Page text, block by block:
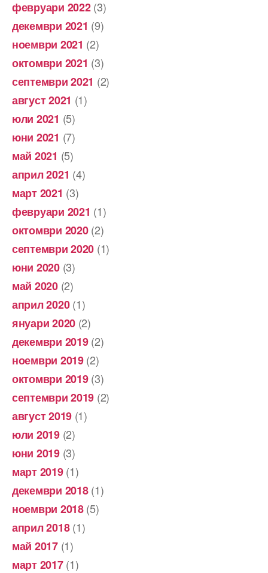
февруари 2022(3)
декември 2021 (9)
ноември 2021 (2)
октомври 2021 (3)
септември 2021 (2)
август 2021 (1)
юли 2021 (5)
юни 2021 (7)
май 2021 (5)
април 2021 (4)
март 2021 (3)
февруари 2021 (1)
октомври 2020(2)
септември 2020 (1)
юни 2020(3)
май 2020(2)
април 2020(1)
януари 2020 (2)
декември 2019(2)
ноември 2019(2)
октомври 2019(3)
септември 2019 (2)
август 2019 (1)
юли 2019(2)
юни 2019(3)
март 2019(1)
декември 2018(1)
ноември 2018(5)
април 2018(1)
май 2017(1)
март 2017(1)